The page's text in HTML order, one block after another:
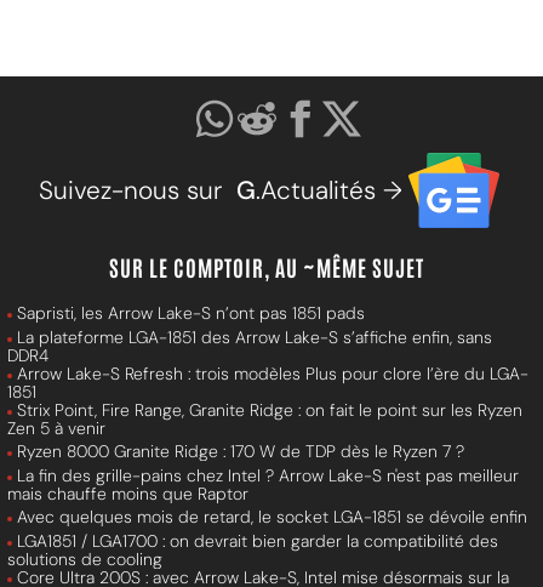
Suivez-nous sur G.Actualités →
SUR LE COMPTOIR, AU ~MÊME SUJET
Sapristi, les Arrow Lake-S n’ont pas 1851 pads
La plateforme LGA-1851 des Arrow Lake-S s’affiche enfin, sans
DDR4
Arrow Lake-S Refresh : trois modèles Plus pour clore l’ère du LGA-
1851
Strix Point, Fire Range, Granite Ridge : on fait le point sur les Ryzen
Zen 5 à venir
Ryzen 8000 Granite Ridge : 170 W de TDP dès le Ryzen 7 ?
La fin des grille-pains chez Intel ? Arrow Lake-S n'est pas meilleur
mais chauffe moins que Raptor
Avec quelques mois de retard, le socket LGA-1851 se dévoile enfin
LGA1851 / LGA1700 : on devrait bien garder la compatibilité des
solutions de cooling
Core Ultra 200S : avec Arrow Lake-S, Intel mise désormais sur la